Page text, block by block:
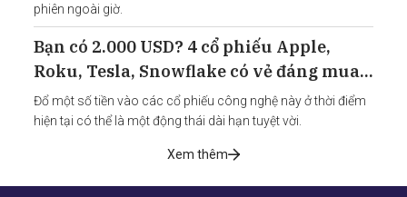
phiên ngoài giờ.
Bạn có 2.000 USD? 4 cổ phiếu Apple,
Roku, Tesla, Snowflake có vẻ đáng mua
giữa thị trường gấu hiện tại
Đổ một số tiền vào các cổ phiếu công nghệ này ở thời điểm
hiện tại có thể là một động thái dài hạn tuyệt vời.
Xem thêm